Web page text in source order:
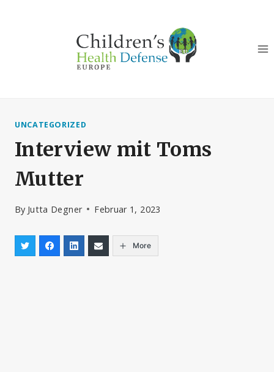
UNCATEGORIZED
Interview mit Toms
Mutter
By Jutta Degner Februar 1, 2023
More